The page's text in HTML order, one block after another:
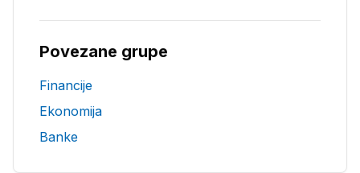
Povezane grupe
Financije
Ekonomija
Banke